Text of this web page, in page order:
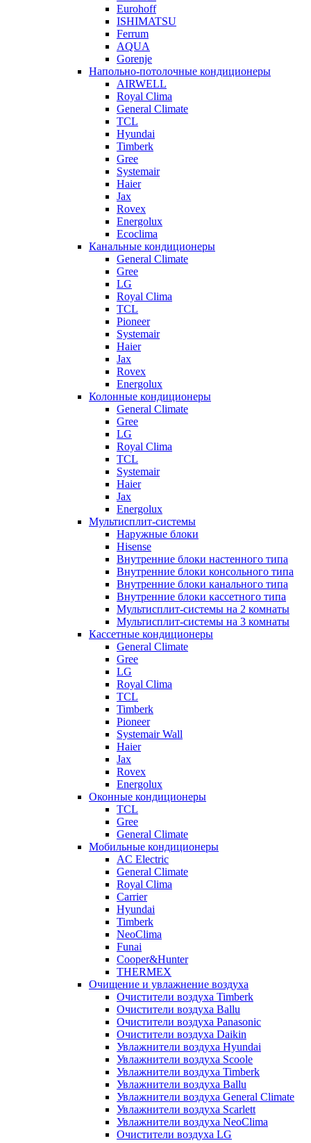
Eurohoff
ISHIMATSU
Ferrum
AQUA
Gorenje
Напольно-потолочные кондиционеры
AIRWELL
Royal Clima
General Climate
TCL
Hyundai
Timberk
Gree
Systemair
Haier
Jax
Rovex
Energolux
Ecoclima
Канальные кондиционеры
General Climate
Gree
LG
Royal Clima
TCL
Pioneer
Systemair
Haier
Jax
Rovex
Energolux
Колонные кондиционеры
General Climate
Gree
LG
Royal Clima
TCL
Systemair
Haier
Jax
Energolux
Мультисплит-системы
Наружные блоки
Hisense
Внутренние блоки настенного типа
Внутренние блоки консольного типа
Внутренние блоки канального типа
Внутренние блоки кассетного типа
Мультисплит-системы на 2 комнаты
Мультисплит-системы на 3 комнаты
Кассетные кондиционеры
General Climate
Gree
LG
Royal Clima
TCL
Timberk
Pioneer
Systemair Wall
Haier
Jax
Rovex
Energolux
Оконные кондиционеры
TCL
Gree
General Climate
Мобильные кондиционеры
AC Electric
General Climate
Royal Clima
Carrier
Hyundai
Timberk
NeoClima
Funai
Cooper&Hunter
THERMEX
Очищение и увлажнение воздуха
Очистители воздуха Timberk
Очистители воздуха Ballu
Очистители воздуха Panasonic
Очистители воздуха Daikin
Увлажнители воздуха Hyundai
Увлажнители воздуха Scoole
Увлажнители воздуха Timberk
Увлажнители воздуха Ballu
Увлажнители воздуха General Climate
Увлажнители воздуха Scarlett
Увлажнители воздуха NeoClima
Очистители воздуха LG